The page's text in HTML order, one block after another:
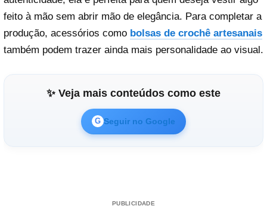
feito à mão sem abrir mão de elegância. Para completar a
produção, acessórios como bolsas de crochê artesanais
também podem trazer ainda mais personalidade ao visual.
✨ Veja mais conteúdos como este
G Seguir no Google
PUBLICIDADE